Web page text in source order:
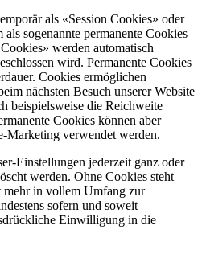
als «Session Cookies» oder
sogenannte permanente Cookies
werden automatisch
wird. Permanente Cookies
Cookies ermöglichen
nächsten Besuch unserer Website
beispielsweise die Reichweite
Cookies können aber
Marketing verwendet werden.
Einstellungen jederzeit ganz oder
werden. Ohne Cookies steht
mehr in vollem Umfang zur
sofern und soweit
Einwilligung in die